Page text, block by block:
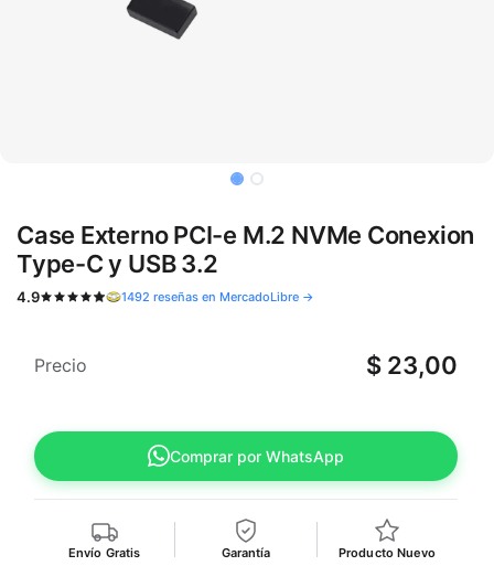
Case Externo PCI-e M.2 NVMe Conexion
Type-C y USB 3.2
4.9 1492 reseñas en MercadoLibre →
Comprar por WhatsApp
Envío Gratis Garantía Producto Nuevo
Precio $ 23,00